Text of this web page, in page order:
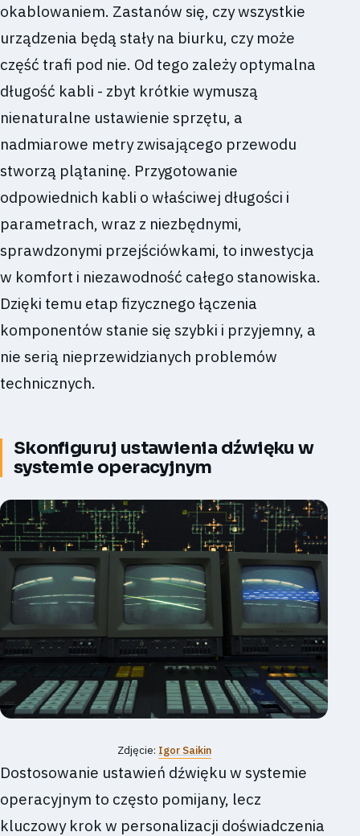
okablowaniem. Zastanów się, czy wszystkie
urządzenia będą stały na biurku, czy może
część trafi pod nie. Od tego zależy optymalna
długość kabli - zbyt krótkie wymuszą
nienaturalne ustawienie sprzętu, a
nadmiarowe metry zwisającego przewodu
stworzą plątaninę. Przygotowanie
odpowiednich kabli o właściwej długości i
parametrach, wraz z niezbędnymi,
sprawdzonymi przejściówkami, to inwestycja
w komfort i niezawodność całego stanowiska.
Dzięki temu etap fizycznego łączenia
komponentów stanie się szybki i przyjemny, a
nie serią nieprzewidzianych problemów
technicznych.
Skonfiguruj ustawienia dźwięku w
systemie operacyjnym
Zdjęcie: Igor Saikin
Dostosowanie ustawień dźwięku w systemie
operacyjnym to często pomijany, lecz
kluczowy krok w personalizacji doświadczenia